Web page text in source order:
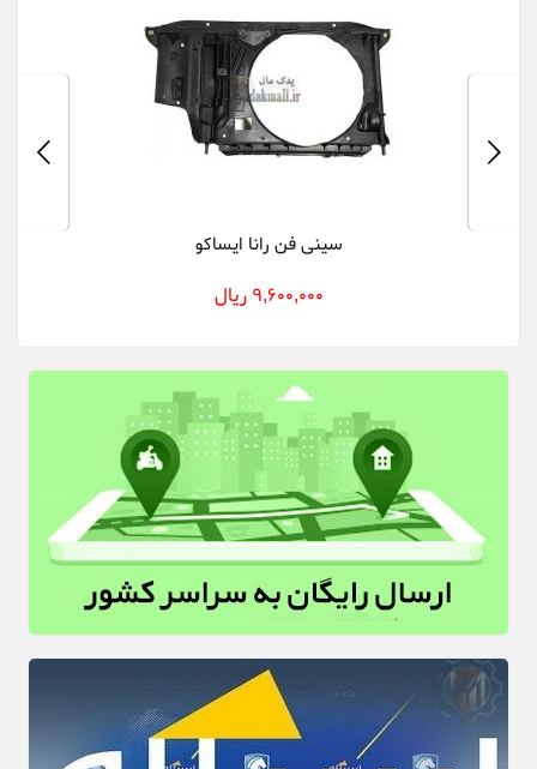
سینی فن رانا ایساکو
9,600,000 ریال